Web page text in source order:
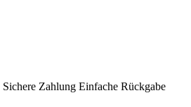
Sichere Zahlung Einfache Rückgabe